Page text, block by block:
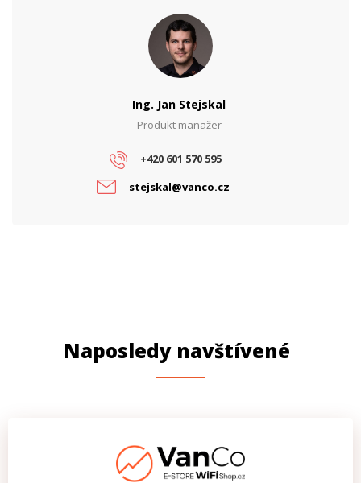
Ing. Jan Stejskal
Produkt manažer
+420 601 570 595
stejskal@vanco.cz
Naposledy navštívené